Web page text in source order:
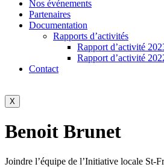
Nos événements
Partenaires
Documentation
Rapports d’activités
Rapport d’activité
Rapport d’activité
Contact
X
Benoit Brunet
Joindre l’équipe de l’Initiative locale St-